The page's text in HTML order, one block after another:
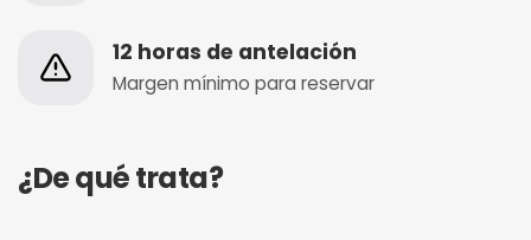
12 horas de antelación
Margen mínimo para reservar
¿De qué trata?